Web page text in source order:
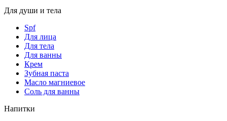
Для души и тела
Spf
Для лица
Для тела
Для ванны
Крем
Зубная паста
Масло магниевое
Соль для ванны
Напитки